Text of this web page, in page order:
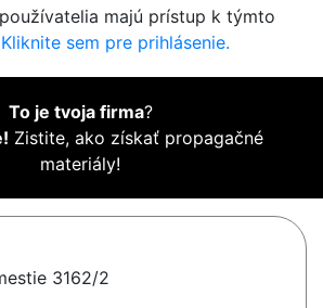
majú prístup k týmto
Kliknite sem pre prihlásenie.
To je tvoja firma?
Zistite, ako získať propagačné
materiály!
3162/2